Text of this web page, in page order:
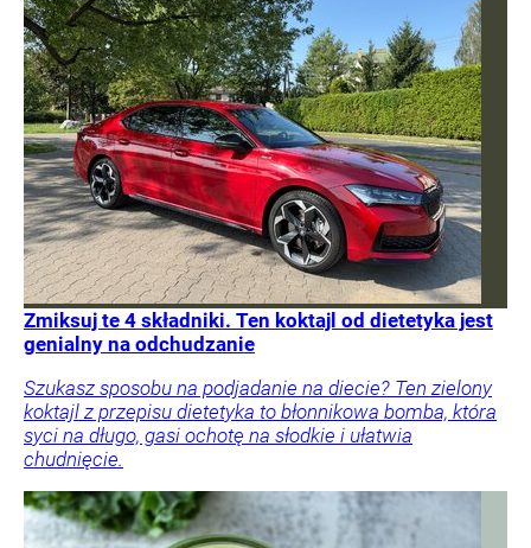
Zmiksuj te 4 składniki. Ten koktajl od dietetyka jest
genialny na odchudzanie
Szukasz sposobu na podjadanie na diecie? Ten zielony
koktajl z przepisu dietetyka to błonnikowa bomba, która
syci na długo, gasi ochotę na słodkie i ułatwia
chudnięcie.